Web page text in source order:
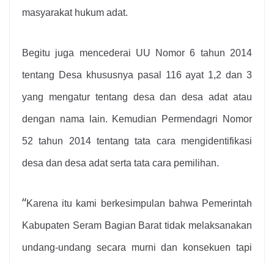
masyarakat hukum adat.
Begitu juga mencederai UU Nomor 6 tahun 2014
tentang Desa khususnya pasal 116 ayat 1,2 dan 3
yang mengatur tentang desa dan desa adat atau
dengan nama lain. Kemudian Permendagri Nomor
52 tahun 2014 tentang tata cara mengidentifikasi
desa dan desa adat serta tata cara pemilihan.
“Karena itu kami berkesimpulan bahwa Pemerintah
Kabupaten Seram Bagian Barat tidak melaksanakan
undang-undang secara murni dan konsekuen tapi